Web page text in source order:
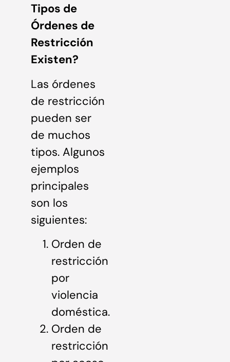
Tipos de
Órdenes de
Restricción
Existen?
Las órdenes
de restricción
pueden ser
de muchos
tipos. Algunos
ejemplos
principales
son los
siguientes:
Orden de
restricción
por
violencia
doméstica.
Orden de
restricción